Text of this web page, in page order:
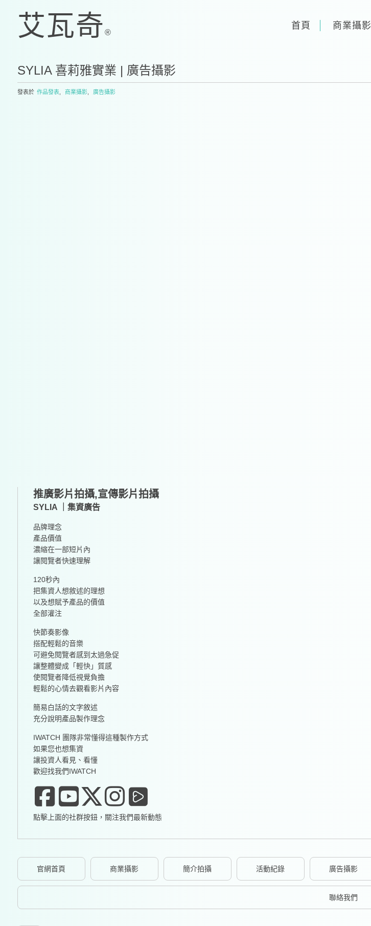
首頁 商業攝影
SYLIA 喜莉雅實業 | 廣告攝影
發表於 作品發表, 商業攝影, 廣告攝影
推廣影片拍攝,宣傳影片拍攝
SYLIA ｜集資廣告
品牌理念
產品價值
濃縮在一部短片內
讓閱覽者快速理解
120秒內
把集資人想敘述的理想
以及想賦予產品的價值
全部灌注
快節奏影像
搭配輕鬆的音樂
可避免閱覽者感到太過急促
讓整體變成「輕快」質感
使閱覽者降低視覺負擔
輕鬆的心情去觀看影片內容
簡易白話的文字敘述
充分說明產品製作理念
IWATCH 團隊非常懂得這種製作方式
如果您也想集資
讓投資人看見、看懂
歡迎找我們IWATCH
點擊上面的社群按鈕，關注我們最新動態
官網首頁 商業攝影 簡介拍攝 活動紀錄 廣告攝影
聯絡我們